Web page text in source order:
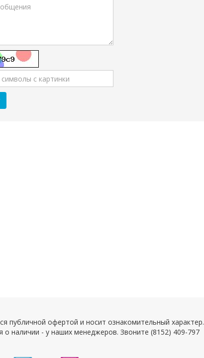
публичной офертой и носит ознакомительный характер.
наличии - у наших менеджеров. Звоните (8152) 409-797